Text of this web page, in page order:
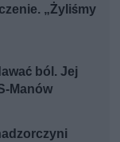
„Żyliśmy
ból. Jej
Manów